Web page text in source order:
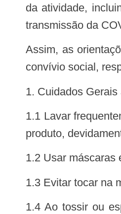
da atividade,
transmissão da
Assim, as orientações que se seguem têm por objetivo apoiar as estratégias locais para retomada segura das atividades e do
convívio social,
1. Cuidados
1.1 Lavar frequentemente as mãos com água e sabão ou, alternativamente, higienizar as mãos com álcool em gel 70% ou outro
produto,
1.2 Usar
1.3 Evitar tocar
1.4 Ao tossir ou espirrar, cobrir o nariz e boca com lenço de papel e descartá-los adequadamente. Na indisponibilidade dos